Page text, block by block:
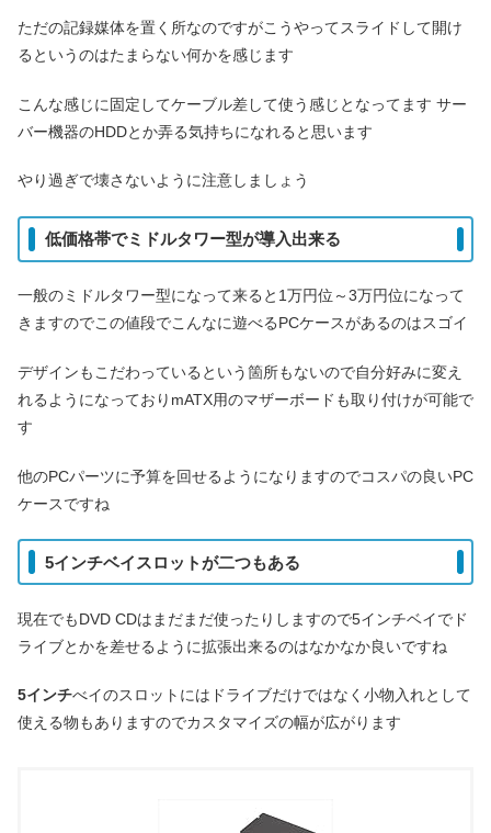
ただの記録媒体を置く所なのですがこうやってスライドして開け
るというのはたまらない何かを感じます
こんな感じに固定してケーブル差して使う感じとなってます サー
バー機器のHDDとか弄る気持ちになれると思います
やり過ぎで壊さないように注意しましょう
低価格帯でミドルタワー型が導入出来る
一般のミドルタワー型になって来ると1万円位～3万円位になって
きますのでこの値段でこんなに遊べるPCケースがあるのはスゴイ
デザインもこだわっているという箇所もないので自分好みに変え
れるようになっておりmATX用のマザーボードも取り付けが可能で
す
他のPCパーツに予算を回せるようになりますのでコスパの良いPC
ケースですね
5インチベイスロットが二つもある
現在でもDVD CDはまだまだ使ったりしますので5インチベイでド
ライブとかを差せるように拡張出来るのはなかなか良いですね
5インチべイのスロットにはドライブだけではなく小物入れとして
使える物もありますのでカスタマイズの幅が広がります